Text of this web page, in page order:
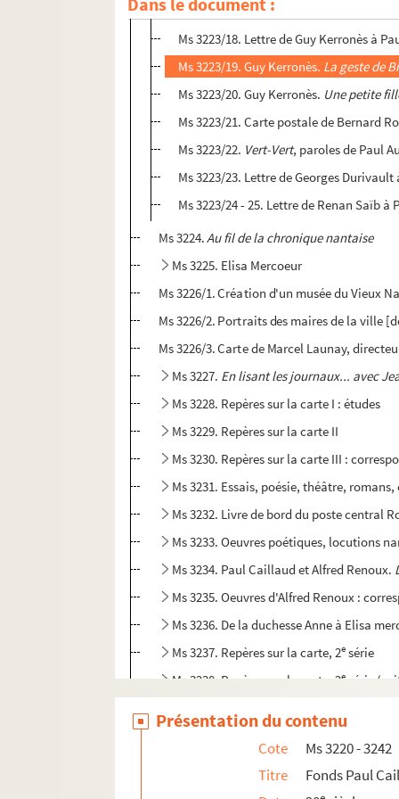
Ms 3223/17. Paul Audillac. Préface à
Ms 3223/18. Lettre de Guy Kerronès à
Ms 3223/19. Guy Kerronès. La geste de
Ms 3223/20. Guy Kerronès. Une petite
Ms 3223/21. Carte postale de Bernard
Ms 3223/22. Vert-Vert, paroles de Paul
Ms 3223/23. Lettre de Georges
Ms 3223/24 - 25. Lettre de Renan Saïb à
Ms 3224.Au fil de la chronique nantaise
Ms 3225. Elisa Mercoeur
Ms 3226/1. Création d'un musée du Vieux
Ms 3226/2. Portraits des maires de la ville
Ms 3226/3. Carte de Marcel Launay,
Ms 3227. En lisant les journaux... avec
Ms 3228. Repères sur la carte I : études
Ms 3229. Repères sur la carte II
Ms 3230. Repères sur la carte III :
Ms 3231. Essais, poésie, théâtre, romans,
Ms 3232. Livre de bord du poste central
Ms 3233. Oeuvres poétiques, locutions
Ms 3234. Paul Caillaud et Alfred Renoux.
Ms 3235. Oeuvres d'Alfred Renoux :
Ms 3236. De la duchesse Anne à Elisa
Ms 3237. Repères sur la carte, 2e série
Ms 3238. Repères sur la carte, 2e
série
Présentation du contenu
Cote
Ms 3220 - 3242
Titre
Fonds Paul